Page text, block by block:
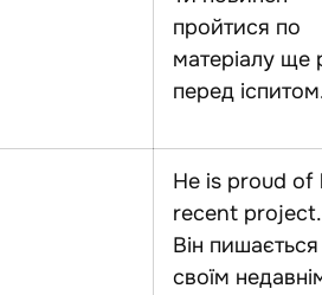
пройтися по
матеріалу ще
перед
He is proud of
recent
Він пишається
своїм